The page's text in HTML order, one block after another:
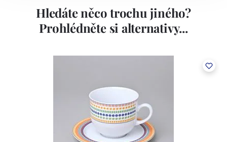
Hledáte něco trochu jiného?
Prohlédněte si alternativy...